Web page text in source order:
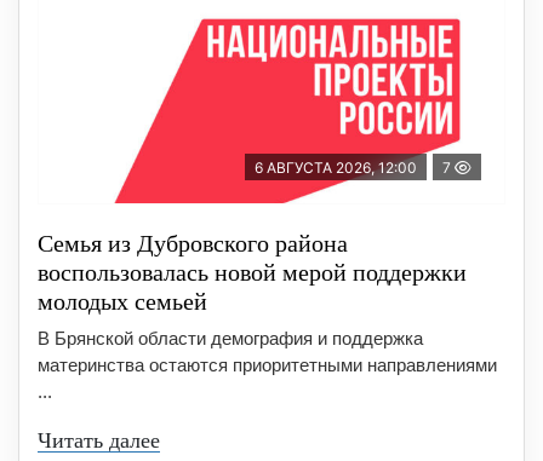
6 АВГУСТА 2026, 12:00 7
Семья из Дубровского района
воспользовалась новой мерой поддержки
молодых семьей
В Брянской области демография и поддержка
материнства остаются приоритетными направлениями
...
Читать далее